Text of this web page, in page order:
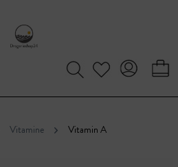
Vitamine Vitamin A